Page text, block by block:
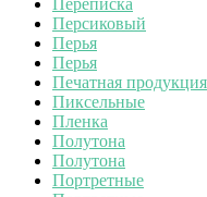
Персиковый
Перья
Перья
Печатная продукция
Пиксельные
Пленка
Полутона
Полутона
Портретные